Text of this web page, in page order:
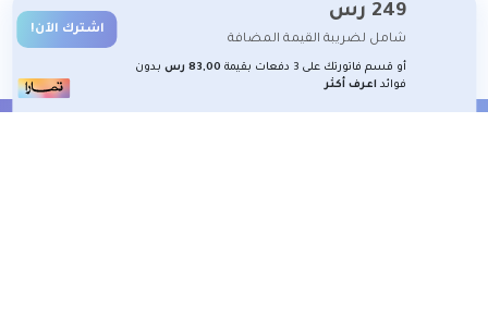
249 رس
شامل لضريبة القيمة المضافة
اشترك الآن!
أو قسم فاتورتك على 3 دفعات بقيمة 83,00 رس
بدون
فوائد اعرف أكثر